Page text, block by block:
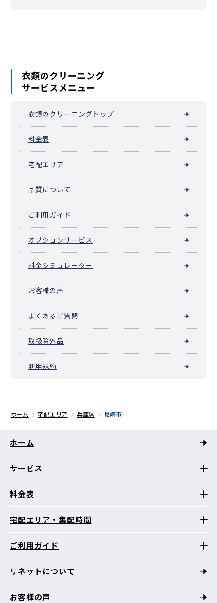
衣類のクリーニング
サービスメニュー
衣類のクリーニングトップ
料金表
宅配エリア
品質について
ご利用ガイド
オプションサービス
料金シミュレーター
お客様の声
よくあるご質問
取扱除外品
利用規約
ホーム 宅配エリア 兵庫県 尼崎市
ホーム
サービス
料金表
宅配エリア・集配時間
ご利用ガイド
リネットについて
お客様の声